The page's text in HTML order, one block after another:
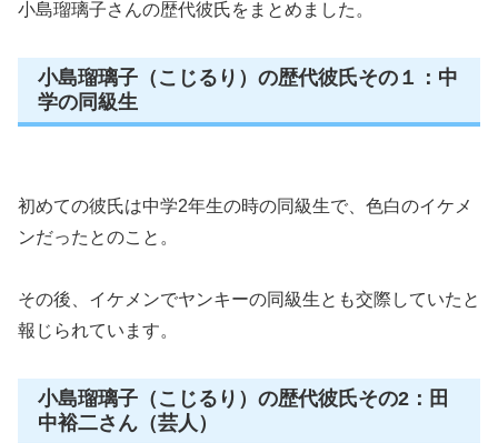
小島瑠璃子さんの歴代彼氏をまとめました。
小島瑠璃子（こじるり）の歴代彼氏その１：中
学の同級生
初めての彼氏は中学2年生の時の同級生で、色白のイケメ
ンだったとのこと。
その後、イケメンでヤンキーの同級生とも交際していたと
報じられています。
小島瑠璃子（こじるり）の歴代彼氏その2：田
中裕二さん（芸人）